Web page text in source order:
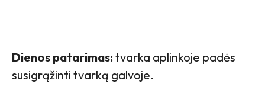
Dienos patarimas: tvarka aplinkoje padės
susigrąžinti tvarką galvoje.